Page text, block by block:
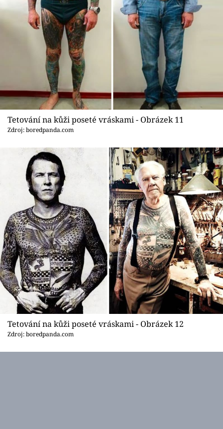
Tetování na kůži poseté vráskami - Obrázek 11
Zdroj: boredpanda.com
Tetování na kůži poseté vráskami - Obrázek 12
Zdroj: boredpanda.com